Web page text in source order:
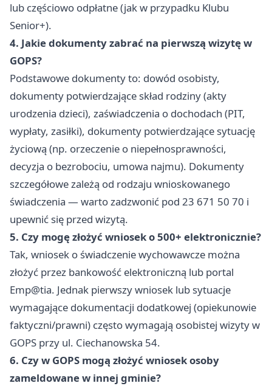
lub częściowo odpłatne (jak w przypadku Klubu
Senior+).
4. Jakie dokumenty zabrać na pierwszą wizytę w
GOPS?
Podstawowe dokumenty to: dowód osobisty,
dokumenty potwierdzające skład rodziny (akty
urodzenia dzieci), zaświadczenia o dochodach (PIT,
wypłaty, zasiłki), dokumenty potwierdzające sytuację
życiową (np. orzeczenie o niepełnosprawności,
decyzja o bezrobociu, umowa najmu). Dokumenty
szczegółowe zależą od rodzaju wnioskowanego
świadczenia — warto zadzwonić pod 23 671 50 70 i
upewnić się przed wizytą.
5. Czy mogę złożyć wniosek o 500+ elektronicznie?
Tak, wniosek o świadczenie wychowawcze można
złożyć przez bankowość elektroniczną lub portal
Emp@tia. Jednak pierwszy wniosek lub sytuacje
wymagające dokumentacji dodatkowej (opiekunowie
faktyczni/prawni) często wymagają osobistej wizyty w
GOPS przy ul. Ciechanowska 54.
6. Czy w GOPS mogą złożyć wniosek osoby
zameldowane w innej gminie?